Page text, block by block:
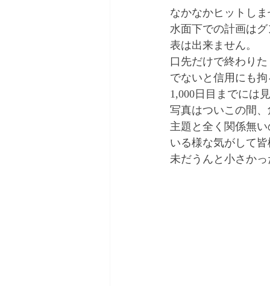
なかなかヒットし
水面下での計画は
表は出来ません。
口先だけで終わり
でないと信用にも
1,000日目までには
写真はついこの間
主題と全く関係無
いる様な気がして
未だうんと小さか